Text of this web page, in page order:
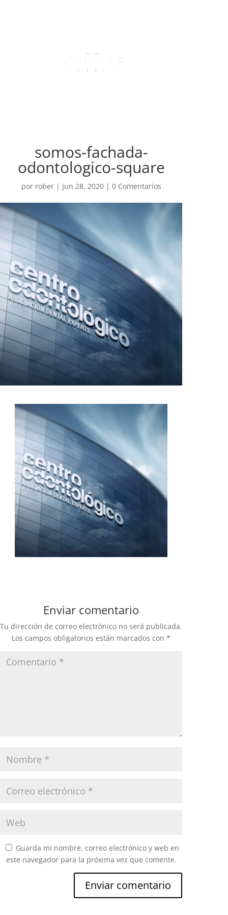
somos-fachada-
odontologico-square
por rober| Jun 28, 2020| 0 Comentarios
Enviar comentario
Tu dirección de correo electrónico no será publicada.
Los campos obligatorios están marcados con*
Guarda mi nombre, correo electrónico y web en
este navegador para la próxima vez que comente.